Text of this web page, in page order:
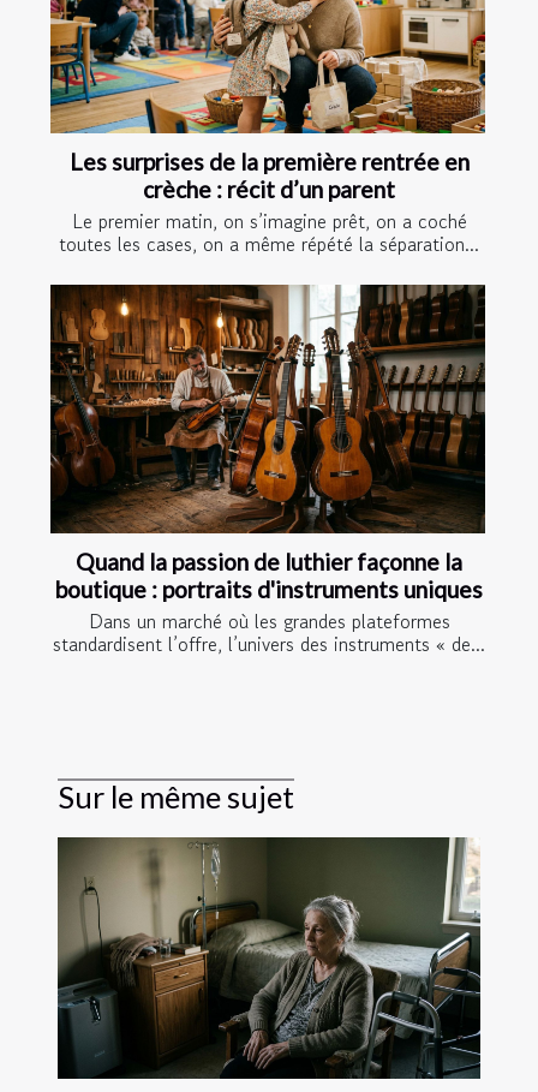
Les surprises de la première rentrée en
crèche : récit d’un parent
Le premier matin, on s’imagine prêt, on a coché
toutes les cases, on a même répété la séparation...
Quand la passion de luthier façonne la
boutique : portraits d'instruments uniques
Dans un marché où les grandes plateformes
standardisent l’offre, l’univers des instruments « de...
Sur le même sujet